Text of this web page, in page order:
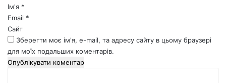
*Ім'я *
Email *
Сайт
Зберегти моє ім'я, e-mail, та адресу сайту в цьому браузері
для моїх подальших коментарів.